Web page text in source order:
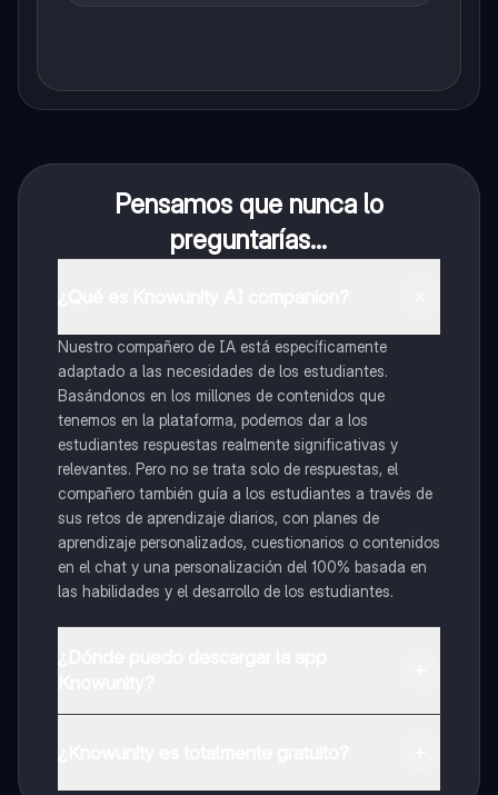
Pensamos que nunca lo
preguntarías...
Nuestro compañero de IA está específicamente
adaptado a las necesidades de los estudiantes.
Basándonos en los millones de contenidos que
tenemos en la plataforma, podemos dar a los
estudiantes respuestas realmente significativas y
relevantes. Pero no se trata solo de respuestas, el
compañero también guía a los estudiantes a través de
sus retos de aprendizaje diarios, con planes de
aprendizaje personalizados, cuestionarios o contenidos
en el chat y una personalización del 100% basada en
las habilidades y el desarrollo de los estudiantes.